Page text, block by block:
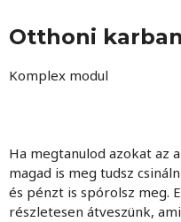
Otthoni
Komplex modul
Ha megtanulod azokat az
magad is meg tudsz
és pénzt is spórolsz meg.
részletesen átveszünk,